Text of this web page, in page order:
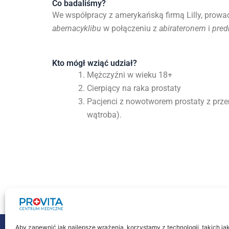
Aby zapewnić jak najlepsze wrażenia, korzystamy z technologii, takich
Co badaliśmy?
We współpracy z amerykańską firmą Lilly,
abemacyklibu w połączeniu z abirateronem i
Kto mógł wziąć udział?
Mężczyźni w wieku 18+
Cierpiący na raka prostaty
Pacjenci z nowotworem prostaty z
wątroba).